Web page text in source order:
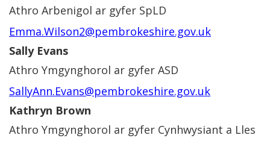
Athro Arbenigol ar gyfer SpLD
Emma.Wilson2@pembrokeshire.gov.uk
Sally Evans
Athro Ymgynghorol ar gyfer ASD
SallyAnn.Evans@pembrokeshire.gov.uk
Kathryn Brown
Athro Ymgynghorol ar gyfer Cynhwysiant a Lles